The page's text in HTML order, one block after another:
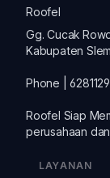
Roofel
Gg. Cucak
Kabupaten
Phone |
Roofel Siap
perusahaan
LAYANAN